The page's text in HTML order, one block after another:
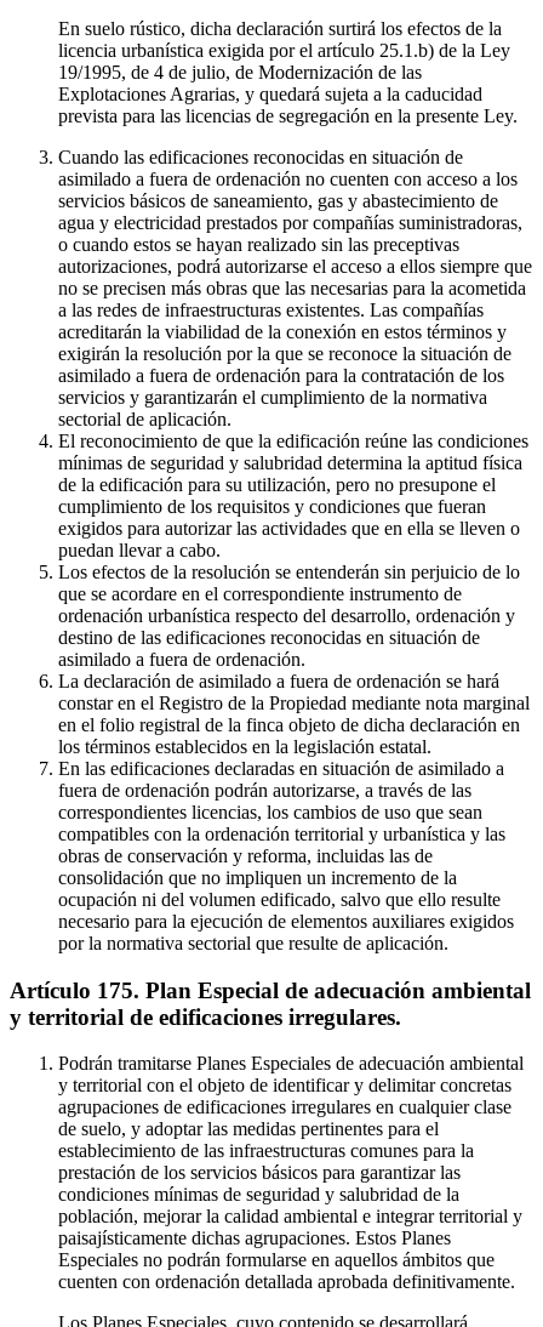
En suelo rústico, dicha declaración surtirá los efectos de la
licencia urbanística exigida por el artículo 25.1.b) de la Ley
19/1995, de 4 de julio, de Modernización de las
Explotaciones Agrarias, y quedará sujeta a la caducidad
prevista para las licencias de segregación en la presente Ley.
Cuando las edificaciones reconocidas en situación de
asimilado a fuera de ordenación no cuenten con acceso a los
servicios básicos de saneamiento, gas y abastecimiento de
agua y electricidad prestados por compañías suministradoras,
o cuando estos se hayan realizado sin las preceptivas
autorizaciones, podrá autorizarse el acceso a ellos siempre que
no se precisen más obras que las necesarias para la acometida
a las redes de infraestructuras existentes. Las compañías
acreditarán la viabilidad de la conexión en estos términos y
exigirán la resolución por la que se reconoce la situación de
asimilado a fuera de ordenación para la contratación de los
servicios y garantizarán el cumplimiento de la normativa
sectorial de aplicación.
El reconocimiento de que la edificación reúne las condiciones
mínimas de seguridad y salubridad determina la aptitud física
de la edificación para su utilización, pero no presupone el
cumplimiento de los requisitos y condiciones que fueran
exigidos para autorizar las actividades que en ella se lleven o
puedan llevar a cabo.
Los efectos de la resolución se entenderán sin perjuicio de lo
que se acordare en el correspondiente instrumento de
ordenación urbanística respecto del desarrollo, ordenación y
destino de las edificaciones reconocidas en situación de
asimilado a fuera de ordenación.
La declaración de asimilado a fuera de ordenación se hará
constar en el Registro de la Propiedad mediante nota marginal
en el folio registral de la finca objeto de dicha declaración en
los términos establecidos en la legislación estatal.
En las edificaciones declaradas en situación de asimilado a
fuera de ordenación podrán autorizarse, a través de las
correspondientes licencias, los cambios de uso que sean
compatibles con la ordenación territorial y urbanística y las
obras de conservación y reforma, incluidas las de
consolidación que no impliquen un incremento de la
ocupación ni del volumen edificado, salvo que ello resulte
necesario para la ejecución de elementos auxiliares exigidos
por la normativa sectorial que resulte de aplicación.
Artículo 175. Plan Especial de adecuación ambiental
y territorial de edificaciones irregulares.
Podrán tramitarse Planes Especiales de adecuación ambiental
y territorial con el objeto de identificar y delimitar concretas
agrupaciones de edificaciones irregulares en cualquier clase
de suelo, y adoptar las medidas pertinentes para el
establecimiento de las infraestructuras comunes para la
prestación de los servicios básicos para garantizar las
condiciones mínimas de seguridad y salubridad de la
población, mejorar la calidad ambiental e integrar territorial y
paisajísticamente dichas agrupaciones. Estos Planes
Especiales no podrán formularse en aquellos ámbitos que
cuenten con ordenación detallada aprobada definitivamente.